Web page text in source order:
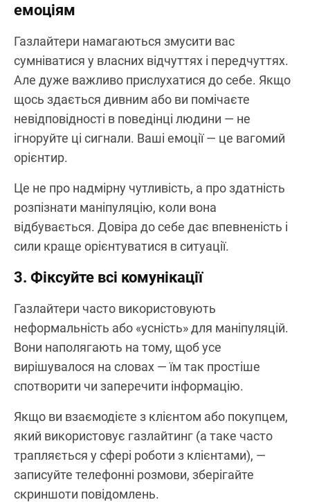
емоціям
Газлайтери намагаються змусити вас
сумніватися у власних відчуттях і передчуттях.
Але дуже важливо прислухатися до себе. Якщо
щось здається дивним або ви помічаєте
невідповідності в поведінці людини — не
ігноруйте ці сигнали. Ваші емоції — це вагомий
орієнтир.
Це не про надмірну чутливість, а про здатність
розпізнати маніпуляцію, коли вона
відбувається. Довіра до себе дає впевненість і
сили краще орієнтуватися в ситуації.
3. Фіксуйте всі комунікації
Газлайтери часто використовують
неформальність або «усність» для маніпуляцій.
Вони наполягають на тому, щоб усе
вирішувалося на словах — їм так простіше
спотворити чи заперечити інформацію.
Якщо ви взаємодієте з клієнтом або покупцем,
який використовує газлайтинг (а таке часто
трапляється у сфері роботи з клієнтами), —
записуйте телефонні розмови, зберігайте
скриншоти повідомлень.